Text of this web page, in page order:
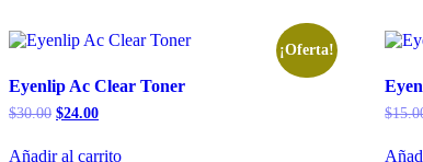
¡Oferta!
Eyenlip Ac Clear Toner
$30.00 El
original
$24.00El
actual
Añadir al carrito
$